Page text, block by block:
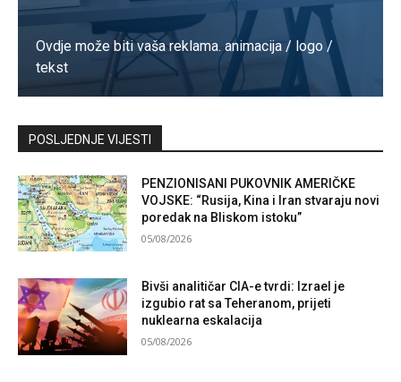
Ovdje može biti vaša reklama. animacija / logo /
tekst
Kontaktirajte nas
POSLJEDNJE VIJESTI
PENZIONISANI PUKOVNIK AMERIČKE
VOJSKE: “Rusija, Kina i Iran stvaraju novi
poredak na Bliskom istoku”
05/08/2026
Bivši analitičar CIA-e tvrdi: Izrael je
izgubio rat sa Teheranom, prijeti
nuklearna eskalacija
05/08/2026